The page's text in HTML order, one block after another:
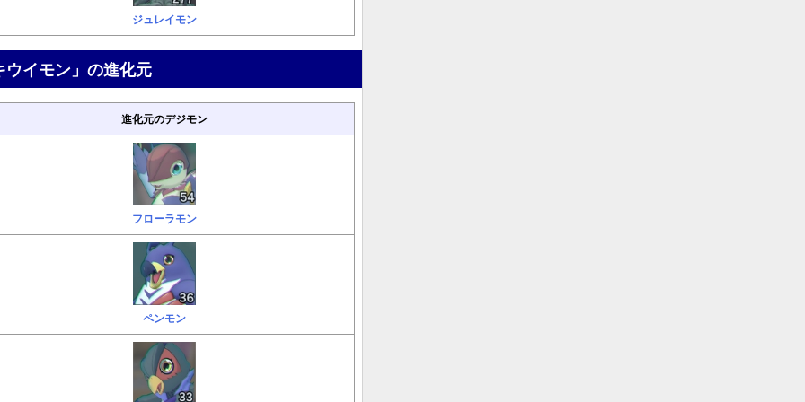
ジュレイモン
ウイモン」の進化元
進化元のデジモン
フローラモン
ペンモン